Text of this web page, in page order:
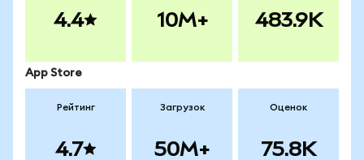
4.4 10M+ 483.9K
App Store
Рейтинг
4.7
Загрузок
50M+
Оценок
75.8K